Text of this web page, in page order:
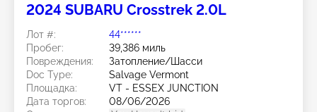
2024 SUBARU Crosstrek 2.0L
Лот #:
44******
Пробег:
39,386 миль
Повреждения:
Затопление/Шасси
Doc Type:
Salvage Vermont
Площадка:
VT - ESSEX JUNCTION
Дата торгов:
08/06/2026